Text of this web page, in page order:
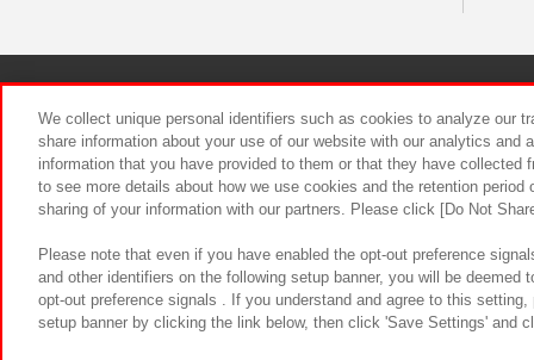
食品のご
We collect unique personal identifiers such as cookies to analyze our
share information about your use of our website with our analytics and
information that you have provided to them or that they have
to see more details about how we use cookies and the retention
sharing of your information with our partners. Please click [Do Not
Please note that even if you have enabled the opt-out preference
and other identifiers on the following setup banner, you will be
opt-out preference signals . If you understand and agree to this
setup banner by clicking the link below, then click 'Save Settings' and